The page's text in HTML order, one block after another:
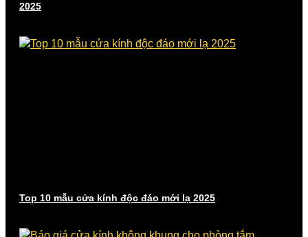
2025
Top 10 mẫu cửa kính độc đáo mới lạ 2025